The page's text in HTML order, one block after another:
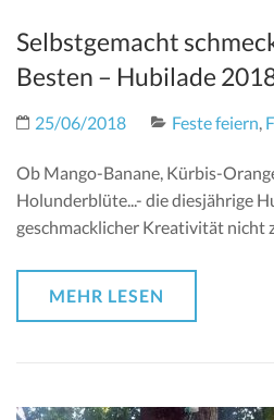
Selbstgemacht
Besten – Hubilade
25/06/2018 Feste feiern,
Ob Mango-Banane, Kürbis-
Holunderblüte...- die diesjährige
geschmacklicher Kreativität nicht
MEHR LESEN